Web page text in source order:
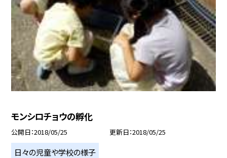
モンシロチョウの孵化
公開日 2018/05/25 更新日 2018/05/25
日々の児童や学校の様子